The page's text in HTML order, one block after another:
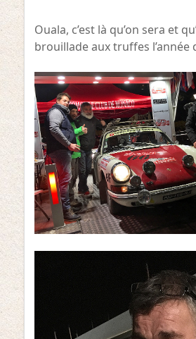
Ouala, c’est là qu’on sera et
brouillade aux truffes l’année